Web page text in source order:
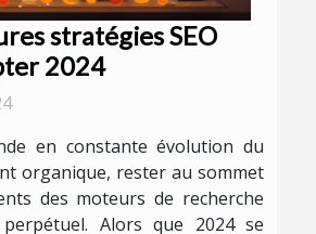
stratégies SEO
2024
en constante évolution du
organique, rester au sommet
des moteurs de recherche
Alors que 2024 se